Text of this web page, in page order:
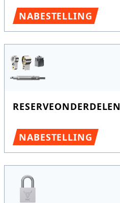
NABESTELLING
RESERVEONDERDELEN
NABESTELLING